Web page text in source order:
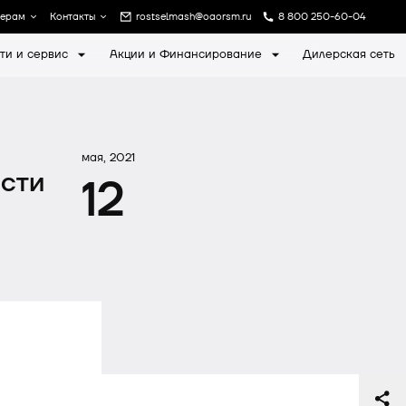
Контакты rostselmash@oaorsm.ru 8 800 250-60-04
и сервис Акции и Финансирование Дилерская сеть
мая, 2021
12